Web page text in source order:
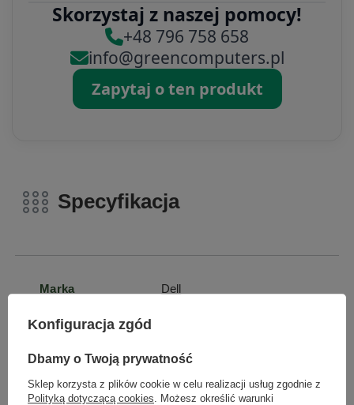
Skorzystaj z naszej pomocy!
+48 796 758 658
info@greencomputers.pl
Zapytaj o ten produkt
Specyfikacja
Marka Dell
Symbol
Gwarancja
Gwarancja na 12
miesięcy
Konfiguracja zgód
Dbamy o Twoją prywatność
Sklep korzysta z plików cookie w celu realizacji usług zgodnie z
Polityką dotyczącą cookies . Możesz określić warunki